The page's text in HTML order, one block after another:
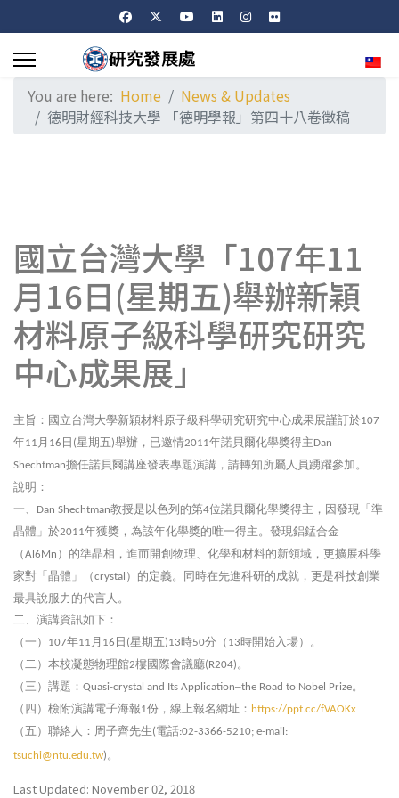
You are here: Home
News & Updates
德明財經科技大學 「德明學報」第四十八卷徵稿
國立台灣大學「107年11
月16日(星期五)舉辦新穎
材料原子級科學研究研究
中心成果展」
主旨：國立台灣大學新穎材料原子級科學研究研究中心成果展謹訂於107
年11 月 16 日 (星期五)舉辦，已邀情2011年諾貝爾化學獎得主Dan
Shechtman擔任諾貝爾講座發表專題演講，請轉知所屬人員踴躍參加。
說明：
一、
Dan Shechtman教授是以色列的第4位諾貝爾化學獎得主，因發現「準
晶體」於2011年獲獎，為該年化學獎的唯一得主。發現鋁錳合金
（Al6Mn ）的準晶相，進而開創物理、化學和材料的新領域，更擴展科學
家對「晶體」（crystal ）的定義。同時在先進科研的成就，更是科技創業
最具說服力的代言人。
二、演講資訊如下：
（一）
107年11 月 16 日 (星期五)13時50分（ 13時開始入場）。
（二）本校凝態物理館2樓國際會議廳(R204)。
（三）講題： Quasi-crystal and Its Application–the Road to Nobel Prize。
（四）檢附演講電子海報1份，線上報名網址： https://ppt.cc/fVAOKx
（五）聯絡人：周子齊先生(電話:02-3366-5210; e-mail:
tsuchi@ntu.edu.tw)。
Last Updated: November 02, 2018